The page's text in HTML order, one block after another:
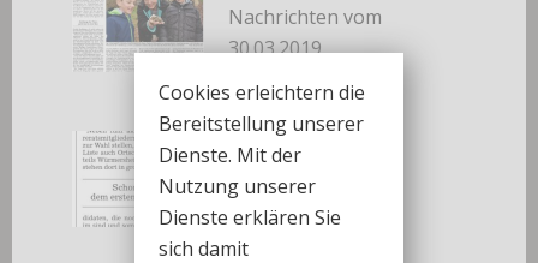
Nachrichten vom
30.03.2019
30. März 2019
Badische Neueste
Nachrichten vom
27.03.2019
27. März 2019
Cookies erleichtern die
Bereitstellung unserer
Dienste. Mit der
Nutzung unserer
Dienste erklären Sie
sich damit